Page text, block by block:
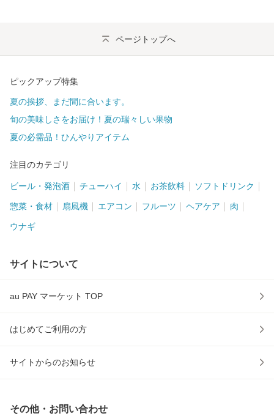
ページトップへ
ピックアップ特集
夏の挨拶、まだ間に合います。
旬の美味しさをお届け！夏の瑞々しい果物
夏の必需品！ひんやりアイテム
注目のカテゴリ
ビール・発泡酒 チューハイ 水 お茶飲料 ソフトドリンク
惣菜・食材 扇風機 エアコン フルーツ ヘアケア 肉
ウナギ
サイトについて
au PAY マーケット TOP
はじめてご利用の方
サイトからのお知らせ
その他・お問い合わせ